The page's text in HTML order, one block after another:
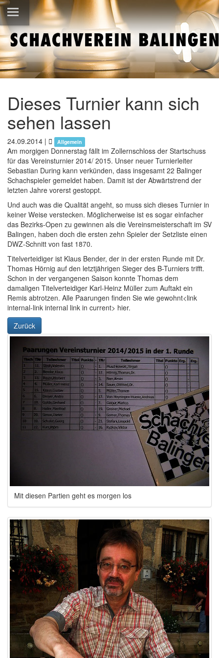
Dieses Turnier kann sich
sehen lassen
24.09.2014 | Allgemein
Am morgigen Donnerstag fällt im Zollernschloss der Startschuss
für das Vereinsturnier 2014/ 2015. Unser neuer Turnierleiter
Sebastian During kann verkünden, dass insgesamt 22 Balinger
Schachspieler gemeldet haben. Damit ist der Abwärtstrend der
letzten Jahre vorerst gestoppt.
Und auch was die Qualität angeht, so muss sich dieses Turnier in
keiner Weise verstecken. Möglicherweise ist es sogar einfacher
das Bezirks-Open zu gewinnen als die Vereinsmeisterschaft im SV
Balingen, haben doch die ersten zehn Spieler der Setzliste einen
DWZ-Schnitt von fast 1870.
Titelverteidiger ist Klaus Bender, der in der ersten Runde mit Dr.
Thomas Hörnig auf den letztjährigen Sieger des B-Turniers trifft.
Schon in der vergangenen Saison konnte Thomas dem
damaligen Titelverteidiger Karl-Heinz Müller zum Auftakt ein
Remis abtrotzen. Alle Paarungen finden Sie wie gewohnt<link
internal-link internal link in current> hier.
Zurück
Mit diesen Partien geht es morgen los